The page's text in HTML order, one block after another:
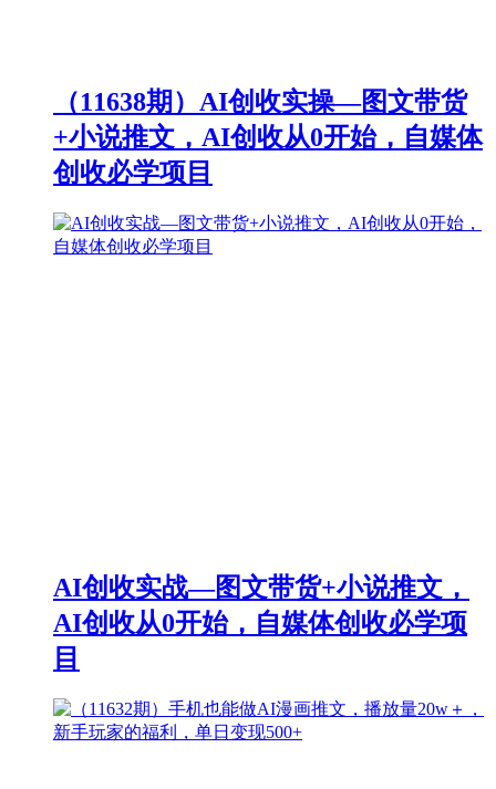
（11638期）AI创收实操—图文带货
+小说推文，AI创收从0开始，自媒体
创收必学项目
AI创收实战—图文带货+小说推文，
AI创收从0开始，自媒体创收必学项
目